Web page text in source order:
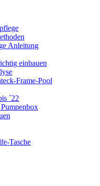
Anleitung
einbauen
Frame-Pool
´22
Tasche